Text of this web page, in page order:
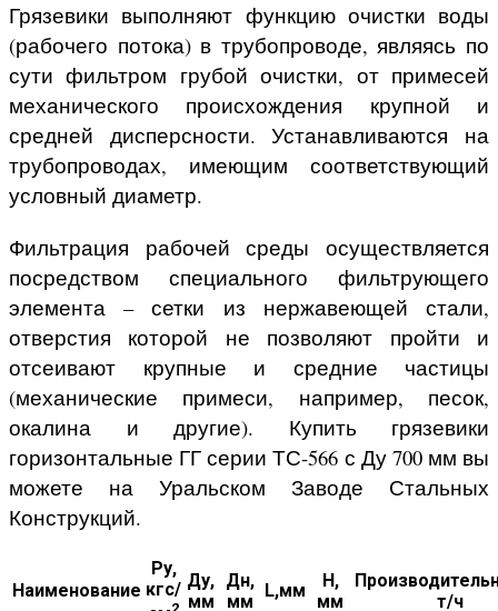
Грязевики выполняют функцию очистки воды
(рабочего потока) в трубопроводе, являясь по
сути фильтром грубой очистки, от примесей
механического происхождения крупной и
средней дисперсности. Устанавливаются на
трубопроводах, имеющим соответствующий
условный диаметр.
Фильтрация рабочей среды осуществляется
посредством специального фильтрующего
элемента – сетки из нержавеющей стали,
отверстия которой не позволяют пройти и
отсеивают крупные и средние частицы
(механические примеси, например, песок,
окалина и другие). Купить грязевики
горизонтальные ГГ серии ТС-566 с Ду 700 мм вы
можете на Уральском Заводе Стальных
Конструкций.
Наименование
Ру,
кгс/ Ду,
мм
Дн,
мм
L,мм
H,
мм
т/ч